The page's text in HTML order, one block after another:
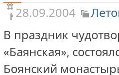
Расколы, ереси, секты
СОЦИАЛЬНОЕ
Церковь и власть
Церковь и общество
Церковь и СМИ
28.09.2004
В праздник
«Баянская»,
Боянский